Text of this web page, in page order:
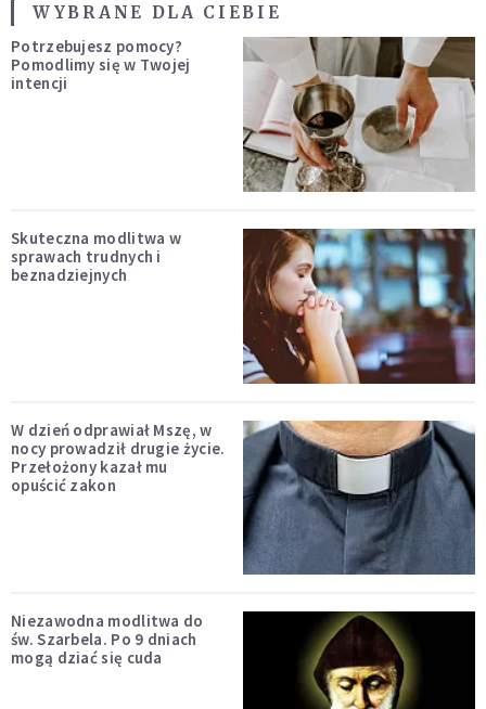
WYBRANE DLA CIEBIE
Potrzebujesz pomocy?
Pomodlimy się w Twojej
intencji
Skuteczna modlitwa w
sprawach trudnych i
beznadziejnych
W dzień odprawiał Mszę, w
nocy prowadził drugie życie.
Przełożony kazał mu
opuścić zakon
Niezawodna modlitwa do
św. Szarbela. Po 9 dniach
mogą dziać się cuda